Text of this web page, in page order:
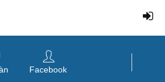
Facebook